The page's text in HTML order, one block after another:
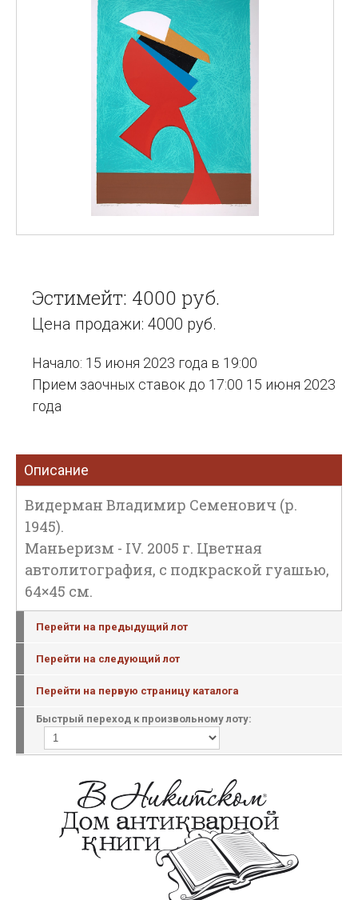
Эстимейт: 4000 руб.
Цена продажи: 4000 руб.
Начало: 15 июня 2023 года в 19:00
Прием заочных ставок до 17:00 15 июня 2023
года
Описание
Видерман Владимир Семенович (р.
1945).
Маньеризм - IV. 2005 г. Цветная
автолитография, с подкраской гуашью,
64×45 см.
Перейти на предыдущий лот
Перейти на следующий лот
Перейти на первую страницу каталога
Быстрый переход к произвольному лоту: